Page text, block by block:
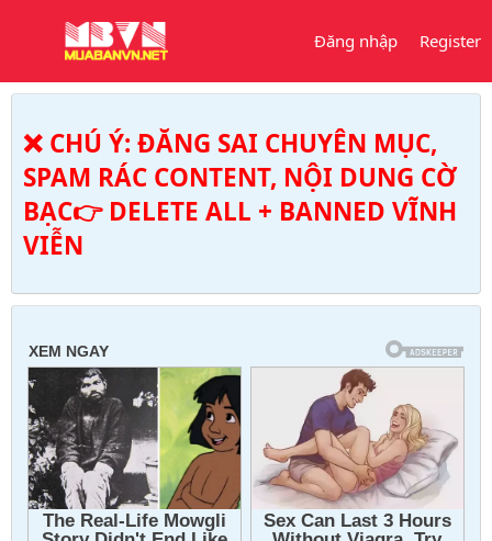
Đăng nhập Register
❌ CHÚ Ý: ĐĂNG SAI CHUYÊN MỤC,
SPAM RÁC CONTENT, NỘI DUNG CỜ
BẠC👉 DELETE ALL + BANNED VĨNH
VIỄN